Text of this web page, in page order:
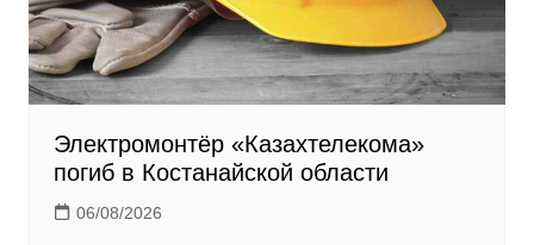
Электромонтёр «Казахтелекома»
погиб в Костанайской области
06/08/2026